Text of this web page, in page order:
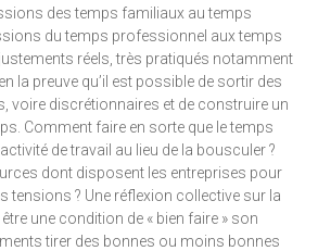
des temps familiaux au temps
du temps professionnel aux temps
réels, très pratiqués notamment
la preuve qu’il est possible de sortir des
voire discrétionnaires et de construire un
Comment faire en sorte que le temps
de travail au lieu de la bousculer ?
dont disposent les entreprises pour
tensions ? Une réflexion collective sur la
une condition de « bien faire » son
tirer des bonnes ou moins bonnes